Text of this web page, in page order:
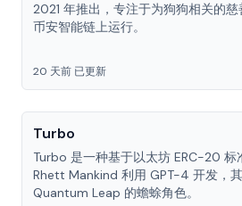
2021 年推出，专注于为狗狗相关的
币安智能链上运行。
20 天前 已更新
Turbo
Turbo 是一种基于以太坊 ERC-20 标
Rhett Mankind 利用 GPT-4 开发，
Quantum Leap 的蟾蜍角色。